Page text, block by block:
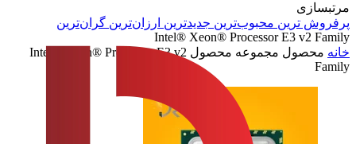
مرتبسازی
پرفروش ترین محبوب‌ترین جدیدترین ارزان‌ترین گران‌ترین
Intel® Xeon® Processor E3 v2 Family
خانه محصول مجموعه محصول Intel® Xeon® Processor E3 v2
Family